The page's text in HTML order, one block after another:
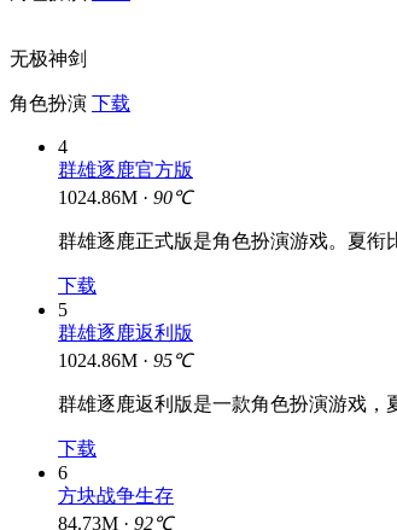
无极神剑
角色扮演 下载
4
群雄逐鹿官方版
1024.86M · 90℃
群雄逐鹿正式版是角色扮演游戏。夏衔
下载
5
群雄逐鹿返利版
1024.86M · 95℃
群雄逐鹿返利版是一款角色扮演游戏，
下载
6
方块战争生存
84.73M · 92℃